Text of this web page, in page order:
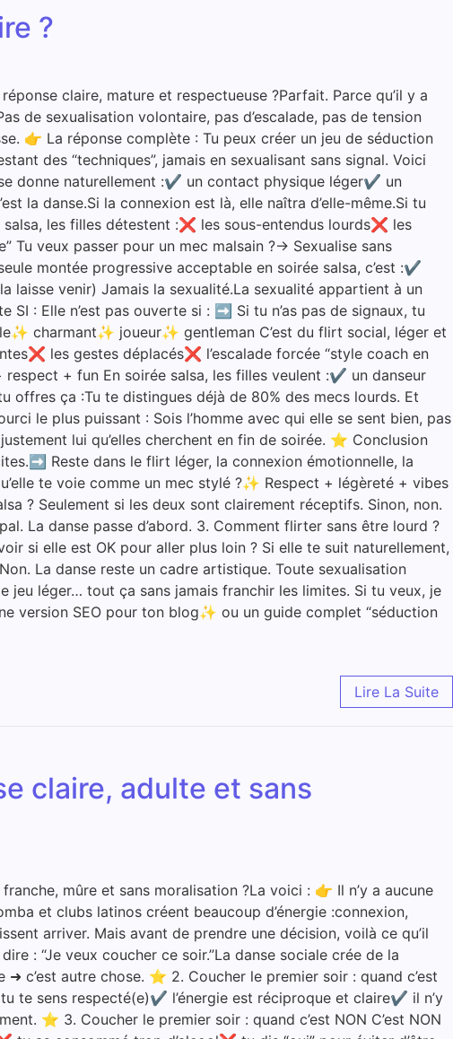
?
claire, mature et respectueuse ?Parfait. Parce qu’il y a
de sexualisation volontaire, pas d’escalade, pas de tension
👉 La réponse complète : Tu peux créer un jeu de séduction
des “techniques”, jamais en sexualisant sans signal. Voici
donne naturellement :✔ un contact physique léger✔ un
la danse.Si la connexion est là, elle naîtra d’elle-même.Si tu
les filles détestent :❌ les sous-entendus lourds❌ les
Tu veux passer pour un mec malsain ?→ Sexualise sans
montée progressive acceptable en soirée salsa, c’est :✔
venir) Jamais la sexualité.La sexualité appartient à un
: Elle n’est pas ouverte si : ➡️ Si tu n’as pas de signaux, tu
charmant✨ joueur✨ gentleman C’est du flirt social, léger et
les gestes déplacés❌ l’escalade forcée “style coach en
+ fun En soirée salsa, les filles veulent :✔ un danseur
ça :Tu te distingues déjà de 80% des mecs lourds. Et
le plus puissant : Sois l’homme avec qui elle se sent bien, pas
lui qu’elles cherchent en fin de soirée. ⭐ Conclusion
Reste dans le flirt léger, la connexion émotionnelle, la
te voie comme un mec stylé ?✨ Respect + légèreté + vibes
? Seulement si les deux sont clairement réceptifs. Sinon, non.
La danse passe d’abord. 3. Comment flirter sans être lourd ?
si elle est OK pour aller plus loin ? Si elle te suit naturellement,
La danse reste un cadre artistique. Toute sexualisation
jeu léger… tout ça sans jamais franchir les limites. Si tu veux, je
version SEO pour ton blog✨ ou un guide complet “séduction
Lire La Suite
claire, adulte et sans
mûre et sans moralisation ?La voici : 👉 Il n’y a aucune
et clubs latinos créent beaucoup d’énergie :connexion,
arriver. Mais avant de prendre une décision, voilà ce qu’il
: “Je veux coucher ce soir.”La danse sociale crée de la
c’est autre chose. ⭐ 2. Coucher le premier soir : quand c’est
te sens respecté(e)✔ l’énergie est réciproque et claire✔ il n’y
⭐ 3. Coucher le premier soir : quand c’est NON C’est NON